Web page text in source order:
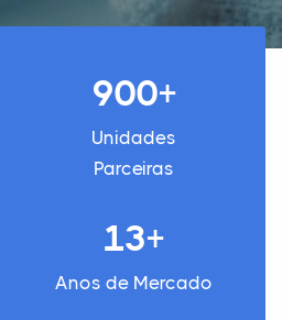
900+
Unidades
Parceiras
13+
Anos de Mercado